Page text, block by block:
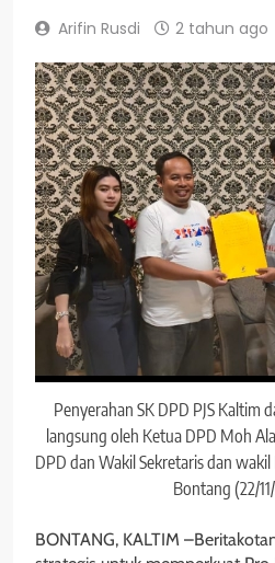
Arifin Rusdi 2 tahun ago
Penyerahan SK DPD PJS Kaltim
langsung oleh Ketua DPD Moh
DPD dan Wakil Sekretaris dan
Bontang (22/
BONTANG, KALTIM